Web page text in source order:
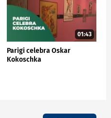
01:43
Parigi celebra Oskar
Kokoschka